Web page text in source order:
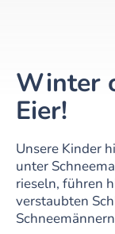
Winter
Eier!
Unsere Kinder
unter
rieseln, führen
verstaubten